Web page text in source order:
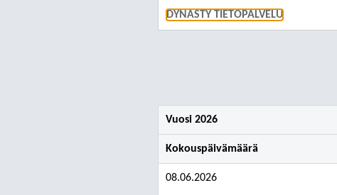
DYNASTY TIETOPALVELU
Vuosi 2026
Kokouspäivämäärä
08.06.2026